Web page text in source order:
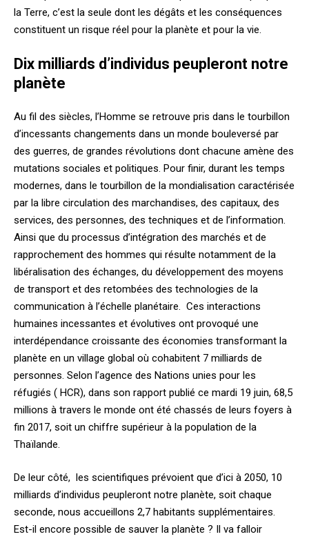
la Terre, c’est la seule dont les dégâts et les conséquences
constituent un risque réel pour la planète et pour la vie.
Dix milliards d’individus peupleront notre
planète
Au fil des siècles, l’Homme se retrouve pris dans le tourbillon
d’incessants changements dans un monde bouleversé par
des guerres, de grandes révolutions dont chacune amène des
mutations sociales et politiques. Pour finir, durant les temps
modernes, dans le tourbillon de la mondialisation caractérisée
par la libre circulation des marchandises, des capitaux, des
services, des personnes, des techniques et de l’information.
Ainsi que du processus d’intégration des marchés et de
rapprochement des hommes qui résulte notamment de la
libéralisation des échanges, du développement des moyens
de transport et des retombées des technologies de la
communication à l’échelle planétaire. Ces interactions
humaines incessantes et évolutives ont provoqué une
interdépendance croissante des économies transformant la
planète en un village global où cohabitent 7 milliards de
personnes. Selon l’agence des Nations unies pour les
réfugiés ( HCR), dans son rapport publié ce mardi 19 juin, 68,5
millions à travers le monde ont été chassés de leurs foyers à
fin 2017, soit un chiffre supérieur à la population de la
Thaïlande.
De leur côté, les scientifiques prévoient que d’ici à 2050, 10
milliards d’individus peupleront notre planète, soit chaque
seconde, nous accueillons 2,7 habitants supplémentaires.
Est-il encore possible de sauver la planète ? Il va falloir